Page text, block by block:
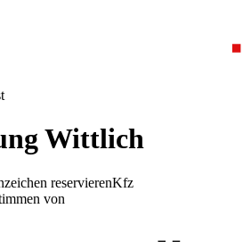
Wittlich
reservierenKfz
von